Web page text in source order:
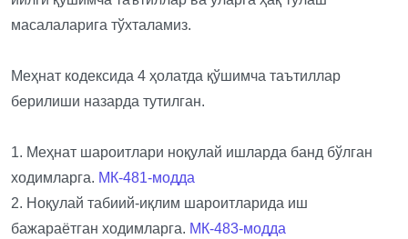
масалаларига тўхталамиз.
Меҳнат кодексида 4 ҳолатда қўшимча таътиллар
берилиши назарда тутилган.
1. Меҳнат шароитлари ноқулай ишларда банд бўлган
ходимларга. МК-481-модда
2. Ноқулай табиий-иқлим шароитларида иш
бажараётган ходимларга. МК-483-модда